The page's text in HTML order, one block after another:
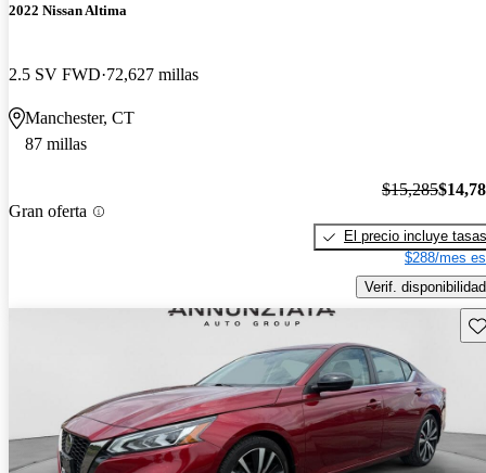
2022 Nissan Altima
2.5 SV FWD 72,627 millas
Manchester, CT
87 millas
Gran oferta
$15,285
El precio incluye tasas
$288/mes
Verif. disponibilidad